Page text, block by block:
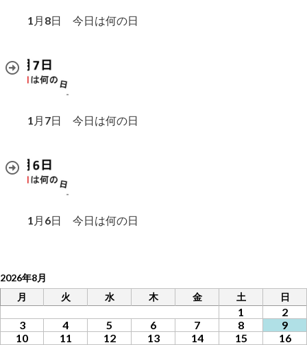
1月8日 今日は何の日
1月7日 今日は何の日
1月6日 今日は何の日
2026年8月
月
火 水 木 金 土 日
1
2
3
4 5 6 7 8
9
10
11 12 13 14 15
16